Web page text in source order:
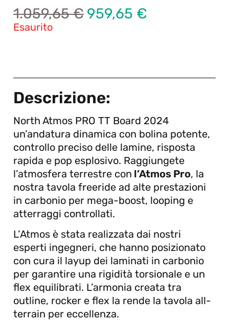
1.059,65€ 959,65 €
Esaurito
Descrizione:
North Atmos PRO TT Board 2024
un’andatura dinamica con bolina potente,
controllo preciso delle lamine, risposta
rapida e pop esplosivo. Raggiungete
l’atmosfera terrestre con l’Atmos Pro, la
nostra tavola freeride ad alte prestazioni
in carbonio per mega-boost, looping e
atterraggi controllati.
L’Atmos è stata realizzata dai nostri
esperti ingegneri, che hanno posizionato
con cura il layup dei laminati in carbonio
per garantire una rigidità torsionale e un
flex equilibrati. L’armonia creata tra
outline, rocker e flex la rende la tavola all-
terrain per eccellenza.